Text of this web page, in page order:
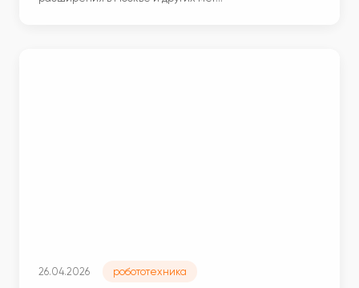
26.04.2026 робототехника